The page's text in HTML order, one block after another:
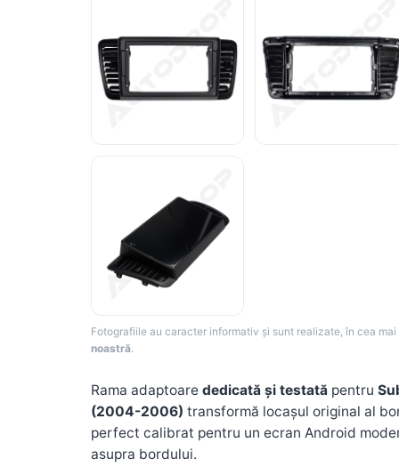
Rame adaptoare Jeep
Rame adaptoare Dodge
Rame adaptoare Chrysler
Rame adaptoare Subaru
Rame adaptoare Iveco
Rame adaptoare Smart
Rame adaptoare Land Rover
Rame adaptoare Ssangyong
Rame adaptoare Hummer
Camere marșarier auto
Fotografiile au caracter informativ și sunt realizate, în cea mai
noastră.
Rama adaptoare dedicată și testată pentru
(2004-2006) transformă locașul original al
perfect calibrat pentru un ecran Android
asupra bordului.